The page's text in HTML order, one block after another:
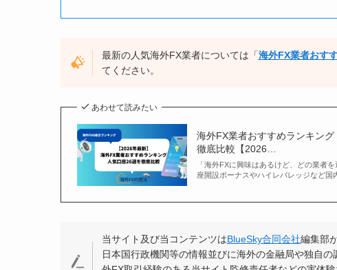
最新の人気海外FX業者については「海外FX業者おす
てください。
あわせて読みたい
海外FX業者おすすめランキン
徹底比較【2026…
「海外FXに興味はあるけど、どの業者
座開設ボーナスやハイレバレッジなど国
当サイト及び当コンテンツはBlueSky合同会社編集部
日本国行政機関等の情報並びに海外の金融局や独自